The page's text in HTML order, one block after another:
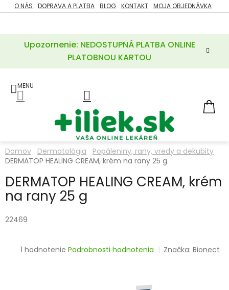
Prejsť
na
Upozornenie: NEDOSTUPNÁ PLATBA ONLINE
PLATOBNOU KARTOU
O NÁS DOPRAVA A PLATBA BLOG KONTAKT MOJA OBJEDNÁVKA
ZĽAVY
POTREBY
A
LIEKY
VITAMÍNY
MINERÁLY
KOZMETIKA
Domov Dermatológia
Popáleniny, rany, vredy a dekubity
DERMATOP HEALING CREAM, krém na rany 25 g
DERMATOP HEALING CREAM, krém
na rany 25 g
22469
Priemerné
1 hodnotenie Podrobnosti hodnotenia Značka:Bionect